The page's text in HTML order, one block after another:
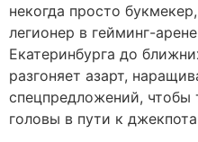
некогда просто
легионер в гейминг-
Екатеринбурга до
разгоняет азарт,
спецпредложений,
головы в пути к